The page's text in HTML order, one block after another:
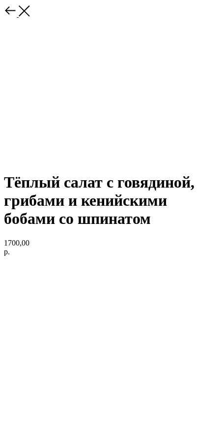
Тёплый салат с говядиной,
грибами и кенийскими
бобами со шпинатом
1700,00
р.